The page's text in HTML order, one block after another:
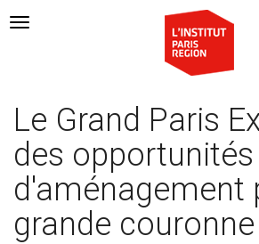
Navigation Toggle
Le Grand Paris
des opportunités
d'aménagement
grande couronne